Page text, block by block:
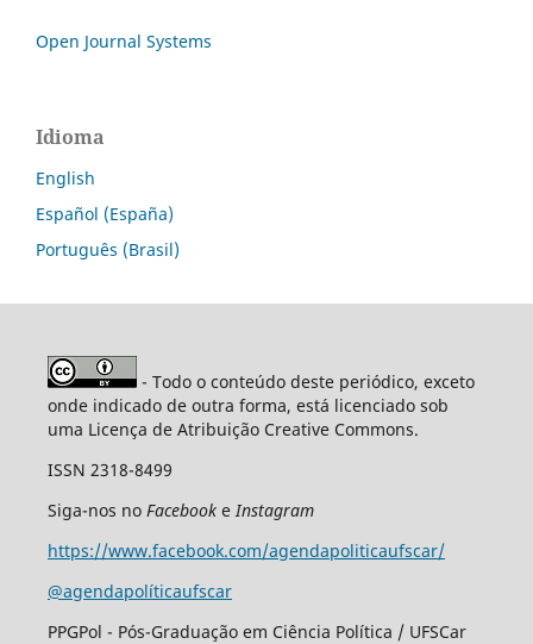
Open Journal Systems
Idioma
English
Español (España)
Português (Brasil)
- Todo o conteúdo deste periódico, exceto
onde indicado de outra forma, está licenciado sob
uma Licença de Atribuição Creative Commons.
ISSN 2318-8499
Siga-nos no Facebook eInstagram
https://www.facebook.com/agendapoliticaufscar/
@agendapolíticaufscar
PPGPol - Pós-Graduação em Ciência Política / UFSCar